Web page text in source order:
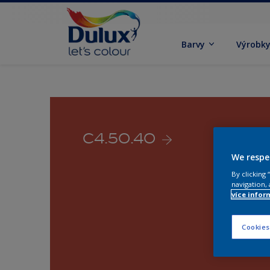
Barvy
C4.50.40
We
By clicking
navigation,
více